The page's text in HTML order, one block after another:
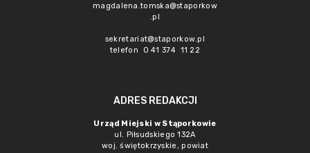
magdalena.tomska@staporkow
.pl
sekretariat@staporkow.pl
telefon 0 41 374 11 22
ADRES REDAKCJI
Urząd Miejski w Stąporkowie
ul. Piłsudskiego 132A
woj. świętokrzyskie, powiat